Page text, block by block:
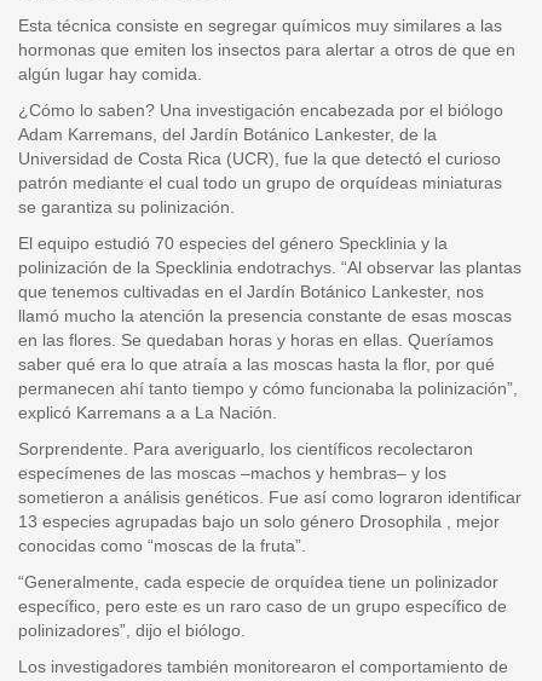
Esta técnica consiste en segregar químicos muy similares a las
hormonas que emiten los insectos para alertar a otros de que en
algún lugar hay comida.
¿Cómo lo saben? Una investigación encabezada por el biólogo
Adam Karremans, del Jardín Botánico Lankester, de la
Universidad de Costa Rica (UCR), fue la que detectó el curioso
patrón mediante el cual todo un grupo de orquídeas miniaturas
se garantiza su polinización.
El equipo estudió 70 especies del género Specklinia y la
polinización de la Specklinia endotrachys. “Al observar las plantas
que tenemos cultivadas en el Jardín Botánico Lankester, nos
llamó mucho la atención la presencia constante de esas moscas
en las flores. Se quedaban horas y horas en ellas. Queríamos
saber qué era lo que atraía a las moscas hasta la flor, por qué
permanecen ahí tanto tiempo y cómo funcionaba la polinización”,
explicó Karremans a a La Nación.
Sorprendente. Para averiguarlo, los científicos recolectaron
especímenes de las moscas –machos y hembras– y los
sometieron a análisis genéticos. Fue así como lograron identificar
13 especies agrupadas bajo un solo género Drosophila , mejor
conocidas como “moscas de la fruta”.
“Generalmente, cada especie de orquídea tiene un polinizador
específico, pero este es un raro caso de un grupo específico de
polinizadores”, dijo el biólogo.
Los investigadores también monitorearon el comportamiento de